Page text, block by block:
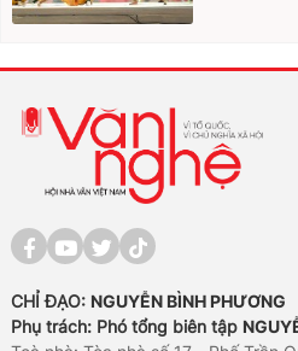
CHỈ ĐẠO: NGUYỄN BÌNH PHƯƠNG
Phụ trách: Phó tổng biên tập